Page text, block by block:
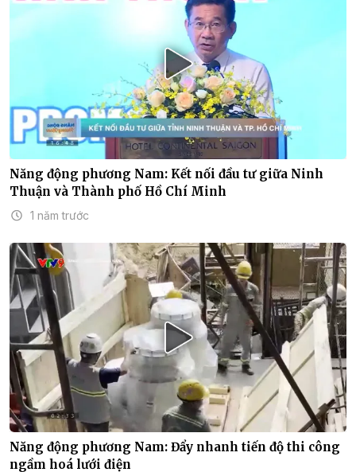
Năng động phương Nam: Kết nối đầu tư giữa Ninh
Thuận và Thành phố Hồ Chí Minh
1 năm trước
Năng động phương Nam: Đẩy nhanh tiến độ thi công
ngầm hoá lưới điện